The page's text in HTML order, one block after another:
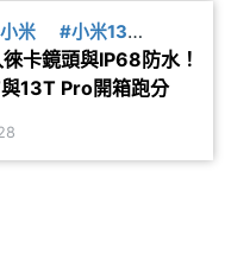
米
#小米13
聯發科
#徠卡
卡鏡頭與IP68防水！
13T Pro開箱跑分